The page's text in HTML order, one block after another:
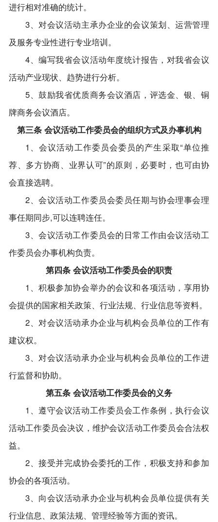
进行相对准确的统计。
3、对会议活动主承办企业的会议策划、运营管理
及服务专业性进行专业培训。
4、编写我省会议活动年度统计报告，对我省会议
活动产业现状、趋势进行分析。
5、鼓励我省优质商务会议酒店，评选金、银、铜
牌商务会议酒店。
第三条 会议活动工作委员会的组织方式及办事机构
1、会议活动工作委员会委员的产生采取“单位推
荐、多方协商、业界认可”的原则，必要时，也可由协
会直接选聘。
2、会议活动工作委员会委员任期与协会理事会理
事任期同步,可以连聘连任。
3、会议活动工作委员会的日常工作由会议活动工
作委员会办事机构负责。
第四条 会议活动工作委员会的职责
1、积极参加协会举办的会议和各项活动，享用协
会提供的国家相关政策、行业法规、行业信息等资料。
2、对会议活动承办企业与机构会员单位的工作有
建议权。
3、对会议活动承办企业与机构会员单位的工作进
行监督和协助。
第五条 会议活动工作委员会的义务
1、遵守会议活动工作委员会工作条例，执行会议
活动工作委员会决议，维护会议活动工作委员会合法权
益。
2、接受并完成协会委托的工作，积极支持和参加
协会的各项活动。
3、向会议活动承办企业与机构会员单位提供有关
行业信息、政策法规、管理经验等方面的资讯。